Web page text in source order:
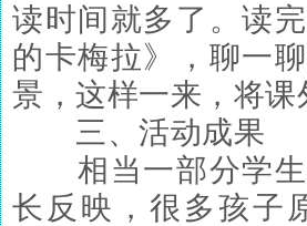
读时间就多了。读
的卡梅拉》，聊一
景，这样一来，将
三、活动成果
相当一部分学生
长反映，很多孩子